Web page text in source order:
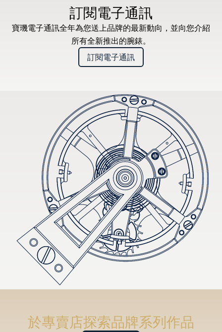
訂閱電子通訊
寶璣電子通訊全年為您送上品牌的最新動向，並向您介紹
所有全新推出的腕錶。
訂閱電子通訊
於專賣店探索品牌系列作品